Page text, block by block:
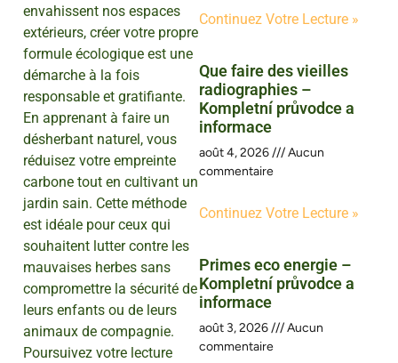
envahissent nos espaces
extérieurs, créer votre propre
formule écologique est une
démarche à la fois
responsable et gratifiante.
En apprenant à faire un
désherbant naturel, vous
réduisez votre empreinte
carbone tout en cultivant un
jardin sain. Cette méthode
est idéale pour ceux qui
souhaitent lutter contre les
mauvaises herbes sans
compromettre la sécurité de
leurs enfants ou de leurs
animaux de compagnie.
Poursuivez votre lecture
Continuez Votre Lecture »
Que faire des vieilles
radiographies –
Kompletní průvodce a
informace
août 4, 2026
Aucun
commentaire
Continuez Votre Lecture »
Primes eco energie –
Kompletní průvodce a
informace
août 3, 2026
Aucun
commentaire